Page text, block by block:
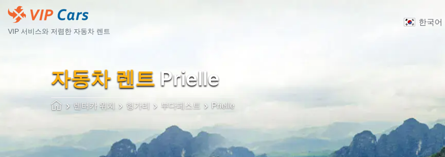
VIP 서비스와 저렴한 자동차 렌트
한국어
자동차 렌트 Prielle
렌터카 위치 헝가리 부다페스트 Prielle